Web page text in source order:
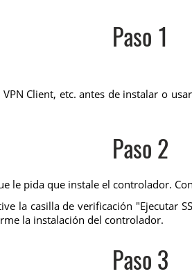
Paso 1
Client, etc. antes de instalar o
Paso 2
le pida que instale el controlador.
la casilla de verificación "Ejecutar
la instalación del controlador.
Paso 3